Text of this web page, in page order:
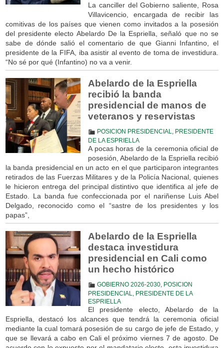
La canciller del Gobierno saliente, Rosa
Villavicencio, encargada de recibir las
comitivas de los países que vienen como invitados a la posesión
del presidente electo Abelardo De la Espriella, señaló que no se
sabe de dónde salió el comentario de que Gianni Infantino, el
presidente de la FIFA, iba asistir al evento de toma de investidura.
“No sé por qué (Infantino) no va a venir.
Abelardo de la Espriella
recibió la banda
presidencial de manos de
veteranos y reservistas
POSICION PRESIDENCIAL
PRESIDENTE
DE LA ESPRIELLA
A pocas horas de la ceremonia oficial de
posesión, Abelardo de la Espriella recibió
la banda presidencial en un acto en el que participaron integrantes
retirados de las Fuerzas Militares y de la Policía Nacional, quienes
le hicieron entrega del principal distintivo que identifica al jefe de
Estado. La banda fue confeccionada por el nariñense Luis Abel
Delgado, reconocido como el “sastre de los presidentes y los
papas”,
Abelardo de la Espriella
destaca investidura
presidencial en Cali como
un hecho histórico
GOBIERNO 2026-2030,
POSICION
PRESIDENCIAL
PRESIDENTE DE LA
ESPRIELLA
El presidente electo, Abelardo de la
Espriella, destacó los alcances que tendrá la ceremonia oficial
mediante la cual tomará posesión de su cargo de jefe de Estado, y
que se llevará a cabo en Cali el próximo viernes 7 de agosto. De